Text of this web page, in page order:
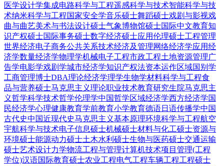
医学设计学集成电路科学与工程遥感科学与技术智能科学与技
术纳米科学与工程国家安全学音乐硕士舞蹈硕士戏剧与影视戏
曲与曲艺美术与书法设计硕士气象博物馆硕士国际中文教育知
识产权硕士国际事务硕士数字经济硕士应用伦理硕士工程管理
世界经济电子商务公共关系技术经济及管理网络经济学应用经
济学数量经济学物理学机械电子工程市政工程土地资源管理广
告学电影学戏剧学城市经济学知识产权法资本运作区域国别学
工商管理博士DBA理论经济学理学生物学材料科学与工程食
品与营养硕士马克思主义理论职业技术教育研究生院马克思主
义哲学科学技术哲学伦理学中国哲学区域经济学西方经济学国
民经济学心理健康教育学前教育小学教育德语日语传播学中国
古代史中国近现代史马克思主义基本原理环境科学与工程航空
宇航科学与技术电子信息硕士机械硕士材料与化工硕士资源与
环境硕士能源动力硕士土木水利硕士生物与医药硕士交通运输
硕士艺术设计力学物流工程与管理计算机技术项目管理(工程
学位)汉语国际教育硕士农业工程电气工程车辆工程工程硕士